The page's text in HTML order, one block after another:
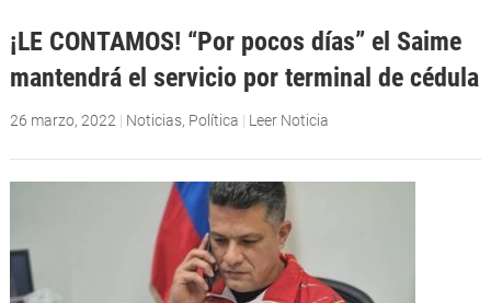
¡LE CONTAMOS! “Por pocos días” el Saime
mantendrá el servicio por terminal de cédula
26 marzo, 2022 | Noticias, Política | Leer Noticia